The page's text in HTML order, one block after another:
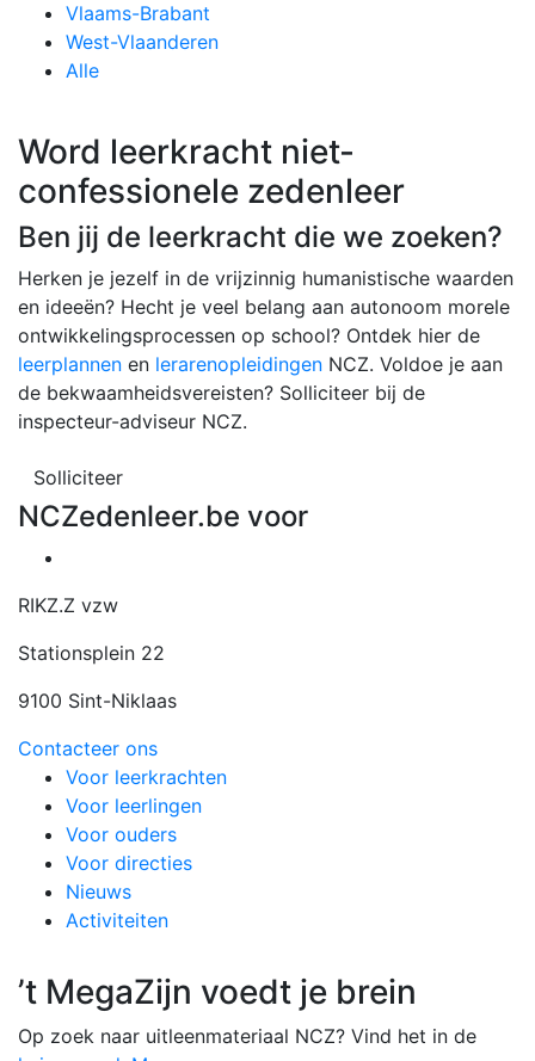
Vlaams-Brabant
West-Vlaanderen
Alle
Word leerkracht niet-
confessionele zedenleer
Ben jij de leerkracht die we zoeken?
Herken je jezelf in de vrijzinnig humanistische waarden
en ideeën? Hecht je veel belang aan autonoom morele
ontwikkelingsprocessen op school? Ontdek hier de
leerplannen en lerarenopleidingen NCZ. Voldoe je aan
de bekwaamheidsvereisten? Solliciteer bij de
inspecteur-adviseur NCZ.
Solliciteer
NCZedenleer.be voor
RIKZ.Z vzw
Stationsplein 22
9100 Sint-Niklaas
Contacteer ons
Voor leerkrachten
Voor leerlingen
Voor ouders
Voor directies
Nieuws
Activiteiten
’t MegaZijn voedt je brein
Op zoek naar uitleenmateriaal NCZ? Vind het in de